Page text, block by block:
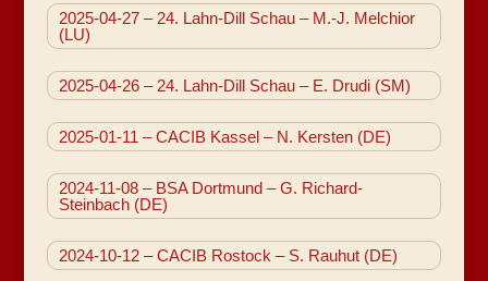
2025-04-27 – 24. Lahn-Dill Schau – M.-J. Melchior
(LU)
2025-04-26 – 24. Lahn-Dill Schau – E. Drudi (SM)
2025-01-11 – CACIB Kassel – N. Kersten (DE)
2024-11-08 – BSA Dortmund – G. Richard-
Steinbach (DE)
2024-10-12 – CACIB Rostock – S. Rauhut (DE)